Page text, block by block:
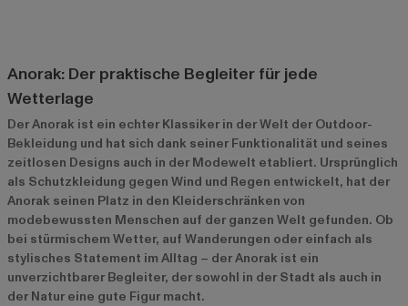
Anorak: Der praktische Begleiter für jede
Wetterlage
Der Anorak ist ein echter Klassiker in der Welt der Outdoor-
Bekleidung und hat sich dank seiner Funktionalität und seines
zeitlosen Designs auch in der Modewelt etabliert. Ursprünglich
als Schutzkleidung gegen Wind und Regen entwickelt, hat der
Anorak seinen Platz in den Kleiderschränken von
modebewussten Menschen auf der ganzen Welt gefunden. Ob
bei stürmischem Wetter, auf Wanderungen oder einfach als
stylisches Statement im Alltag – der Anorak ist ein
unverzichtbarer Begleiter, der sowohl in der Stadt als auch in
der Natur eine gute Figur macht.